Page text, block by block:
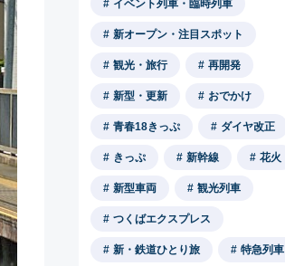
イベント列車・臨時列車
新オープン・注目スポット
観光・旅行 再開発
新型・更新 おでかけ
青春18きっぷ ダイヤ改正
きっぷ 新幹線 花火
新型車両 観光列車
つくばエクスプレス
新・鉄道ひとり旅 特急列車